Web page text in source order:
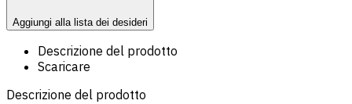
Aggiungi alla lista dei desideri
Descrizione del prodotto
Scaricare
Descrizione del prodotto